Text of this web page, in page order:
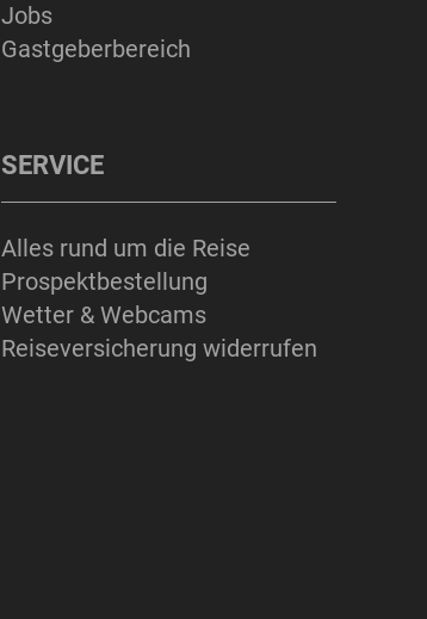
Jobs
Gastgeberbereich
SERVICE
Alles rund um die Reise
Prospektbestellung
Wetter & Webcams
Reiseversicherung widerrufen